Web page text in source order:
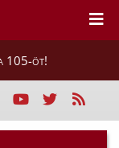
105-öt!